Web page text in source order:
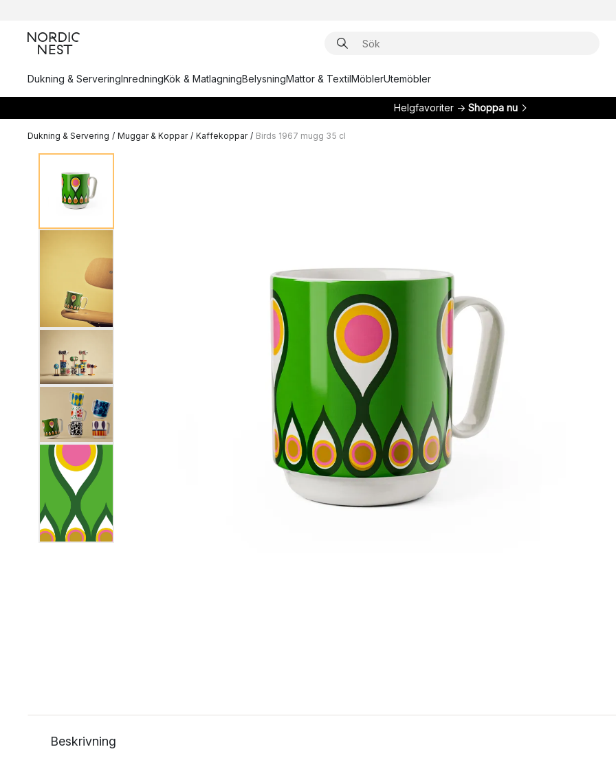
Dukning & ServeringInredningKök & MatlagningBelysningMattor & TextilMöblerUtemöbler
Helgfavoriter → Shoppa nu
Dukning & Servering / Muggar & Koppar / Kaffekoppar / Birds 1967 mugg 35 cl
Beskrivning